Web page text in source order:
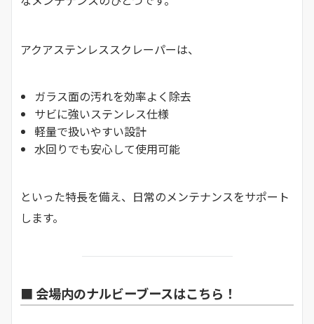
アクアステンレススクレーパーは、
ガラス面の汚れを効率よく除去
サビに強いステンレス仕様
軽量で扱いやすい設計
水回りでも安心して使用可能
といった特長を備え、日常のメンテナンスをサポート
します。
■ 会場内のナルビーブースはこちら！